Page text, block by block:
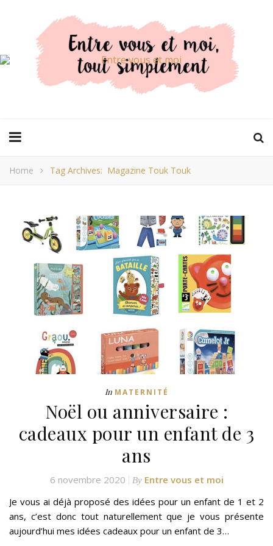
Home Tag Archives: Magazine Touk Touk
In MATERNITÉ
Noël ou anniversaire :
cadeaux pour un enfant de 3
ans
6 novembre 2020 By Entre vous et moi
Je vous ai déjà proposé des idées pour un enfant de 1 et 2
ans, c’est donc tout naturellement que je vous présente
aujourd’hui mes idées cadeaux pour un enfant de 3…